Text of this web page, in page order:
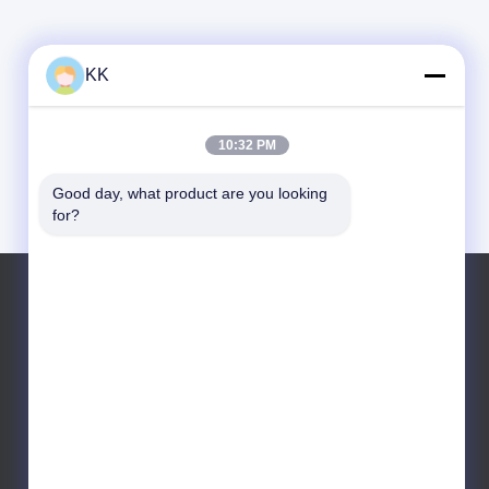
KK
10:32 PM
Good day, what product are you looking
for?